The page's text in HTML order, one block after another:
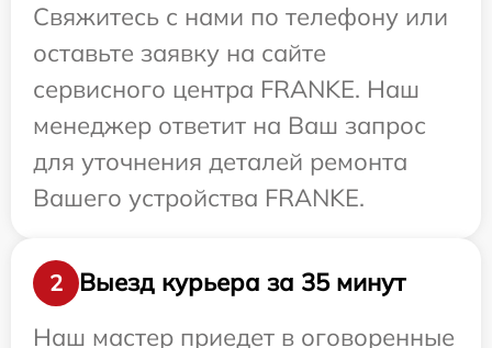
Свяжитесь с нами по телефону или
оставьте заявку на сайте
сервисного центра FRANKE. Наш
менеджер ответит на Ваш запрос
для уточнения деталей ремонта
Вашего устройства FRANKE.
2
Выезд курьера за 35 минут
Наш мастер приедет в оговоренные